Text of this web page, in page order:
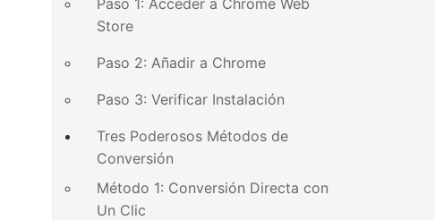
Paso 1: Acceder a Chrome Web
Store
Paso 2: Añadir a Chrome
Paso 3: Verificar Instalación
Tres Poderosos Métodos de
Conversión
Método 1: Conversión Directa con
Un Clic